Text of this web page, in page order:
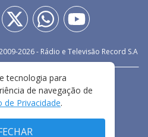
2026- Rádio e Televisão Record S.A
PRIVACIDADE
DE USO
tecnologia para
de navegação de
de Privacidade.